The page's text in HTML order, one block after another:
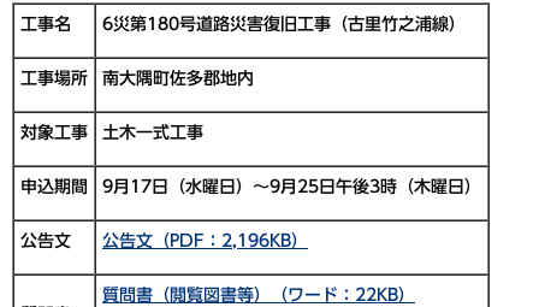
工事名 6災第180号道路災害復旧工事（古里竹之浦線）
工事場所 南大隅町佐多郡地内
対象工事 土木一式工事
申込期間 9月17日（水曜日）～9月25日午後3時（木曜日）
公告文 公告文（PDF：2,196KB）
質問書（閲覧図書等）（ワード：22KB）